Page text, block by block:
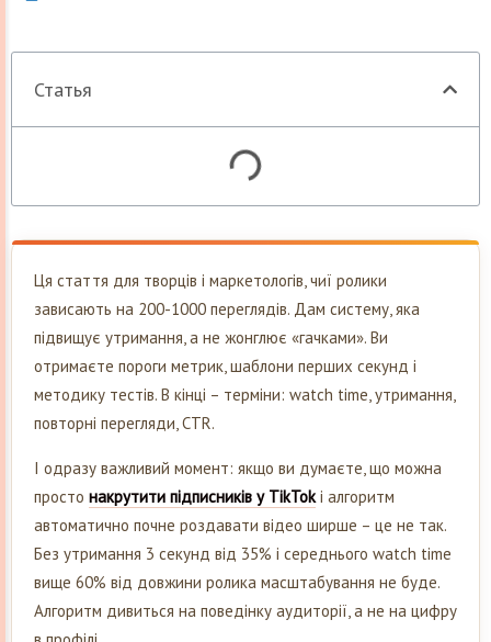
Статья
Ця стаття для творців і маркетологів, чиї ролики
зависають на 200-1000 переглядів. Дам систему, яка
підвищує утримання, а не жонглює «гачками». Ви
отримаєте пороги метрик, шаблони перших секунд і
методику тестів. В кінці – терміни: watch time, утримання,
повторні перегляди, CTR.
І одразу важливий момент: якщо ви думаєте, що можна
просто накрутити підписників у TikTokі алгоритм
автоматично почне роздавати відео ширше – це не так.
Без утримання 3 секунд від 35% і середнього watch time
вище 60% від довжини ролика масштабування не буде.
Алгоритм дивиться на поведінку аудиторії, а не на цифру